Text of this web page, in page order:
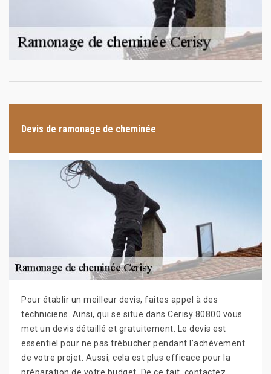
Devis de ramonage de cheminée
Pour établir un meilleur devis, faites appel à des
techniciens. Ainsi, qui se situe dans Cerisy 80800 vous
met un devis détaillé et gratuitement. Le devis est
essentiel pour ne pas trébucher pendant l’achèvement
de votre projet. Aussi, cela est plus efficace pour la